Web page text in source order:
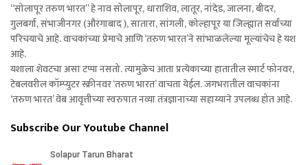
“सोलापूर तरुण भारत” हे नाव सोलापूर, धाराशिव, लातूर, नांदेड, जालना, बीदर,
गुलबर्गा, संभाजीनगर (औरंगाबाद ), सातारा, सांगली, कोल्हापूर या जिल्ह्यात सर्वांच्या
परिचयाचे आहे. वाचकांच्या प्रेमाचे आणि ‘तरुण भारत’ने सांभाळलेल्या मूल्यांचेच हे यश
आहे.
यशाला शेवटचा असा टप्पा नसतो. त्यामुळेच आता प्रत्येकाच्या हातातील स्मार्ट फोनवर,
टेबलवरील कॉम्प्युटर स्क्रीनवर ‘तरुण भारत’ वाचता येईल. जगभरातील वाचकांना
‘तरुण भारत’ वेब आवृत्तीच्या स्वरुपात नव्या तंत्रज्ञानाच्या सहाय्याने उपलब्ध होत आहे.
Subscribe Our Youtube Channel